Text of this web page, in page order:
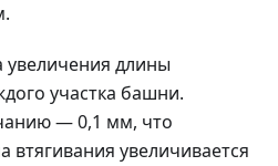
увеличения длины
участка башни.
— 0,1 мм, что
втягивания увеличивается